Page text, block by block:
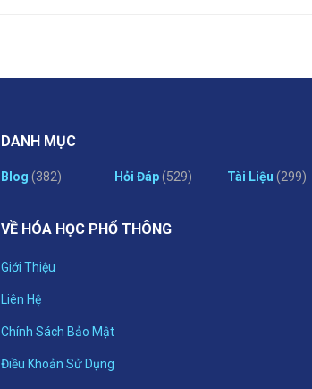
DANH MỤC
Blog (382) Hỏi Đáp(529) Tài Liệu (299)
VỀ HÓA HỌC PHỔ THÔNG
Giới Thiệu
Liên Hệ
Chính Sách Bảo Mật
Điều Khoản Sử Dụng